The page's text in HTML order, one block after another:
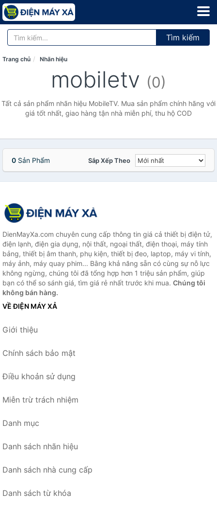
Tìm kiếm
Trang chủ Nhãn hiệu
mobiletv (0)
Tất cả sản phẩm nhãn hiệu MobileTV. Mua sản phẩm chính hãng với
giá tốt nhất, giao hàng tận nhà miễn phí, thu hộ COD
0 Sản Phẩm Sắp Xếp Theo
DienMayXa.com chuyên cung cấp thông tin giá cả thiết bị điện tử,
điện lạnh, điện gia dụng, nội thất, ngoại thất, điện thoại, máy tính
bảng, thiết bị âm thanh, phụ kiện, thiết bị đeo, laptop, máy vi tính,
máy ảnh, máy quay phim... Bằng khả năng sẵn có cùng sự nỗ lực
không ngừng, chúng tôi đã tổng hợp hơn 1 triệu sản phẩm, giúp
bạn có thể so sánh giá, tìm giá rẻ nhất trước khi mua. Chúng tôi
không bán hàng.
VỀ ĐIỆN MÁY XẢ
Giới thiệu
Chính sách bảo mật
Điều khoản sử dụng
Miễn trừ trách nhiệm
Danh mục
Danh sách nhãn hiệu
Danh sách nhà cung cấp
Danh sách từ khóa